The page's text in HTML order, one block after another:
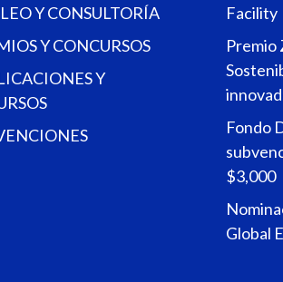
Y CONSULTORÍA
Y CONCURSOS
Y
Facility
Premio
Fondo
$3,000
Global